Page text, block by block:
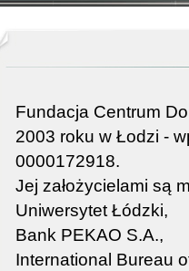
Fundacja Centrum
2003 roku w Łodzi -
0000172918.
Jej założycielami są
Uniwersytet Łódzki,
Bank PEKAO S.A.,
International Bureau